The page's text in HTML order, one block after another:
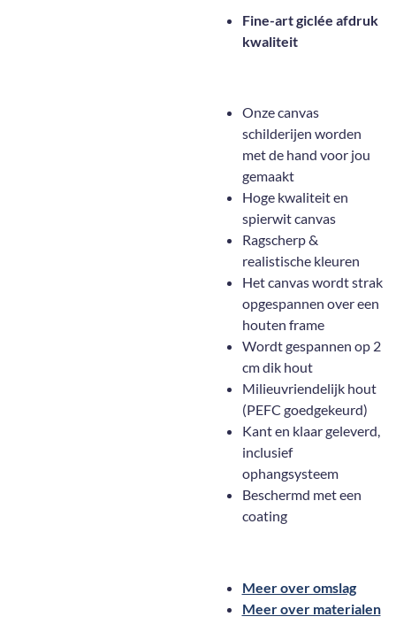
Fine-art giclée afdruk
kwaliteit
Onze canvas
schilderijen worden
met de hand voor jou
gemaakt
Hoge kwaliteit en
spierwit canvas
Ragscherp &
realistische kleuren
Het canvas wordt strak
opgespannen over een
houten frame
Wordt gespannen op 2
cm dik hout
Milieuvriendelijk hout
(PEFC goedgekeurd)
Kant en klaar geleverd,
inclusief
ophangsysteem
Beschermd met een
coating
Meer over omslag
Meer over materialen